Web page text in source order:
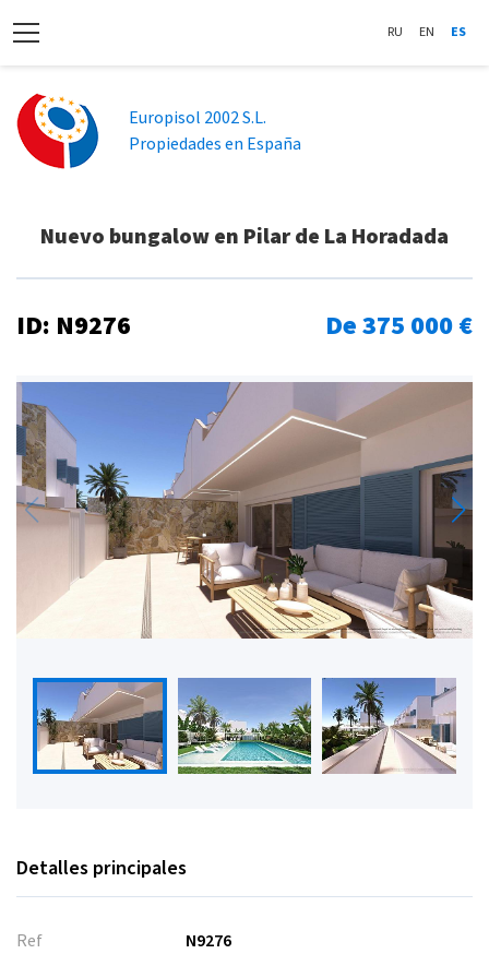
RU EN ES
Europisol 2002 S.L.
Propiedades en España
Nuevo bungalow en Pilar de La Horadada
ID: N9276 De 375 000 €
Detalles principales
Ref
N9276